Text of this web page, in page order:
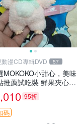
漫CD專輯DVD 57
MOKOKO小甜心，美味
推薦試吃裝 鮮果夾心糖
甜蜜滋味享不停 薄荷草
油心 60粒 mini小甜心
，水果味夾心零食裝 心
60
95折
碼